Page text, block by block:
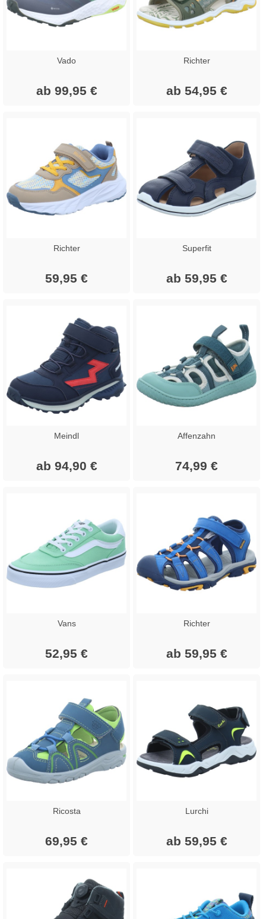
Vado
ab 99,95 €
Richter
ab 54,95 €
Richter
59,95 €
Superfit
ab 59,95 €
Meindl
ab 94,90 €
Affenzahn
74,99 €
Vans
52,95 €
Richter
ab 59,95 €
Ricosta
69,95 €
Lurchi
ab 59,95 €